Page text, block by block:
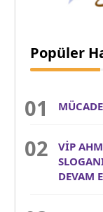
Popüler
VİP
DEVAM